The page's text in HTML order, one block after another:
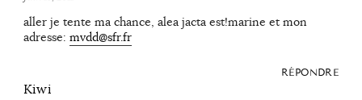
aller je tente ma chance, alea jacta est!marine et mon
adresse: mvdd@sfr.fr
RÉPONDRE
Kiwi